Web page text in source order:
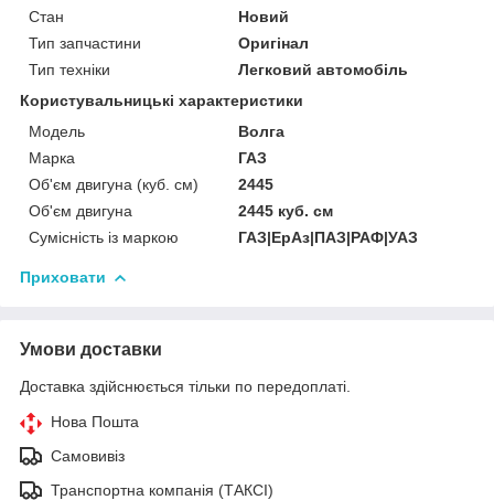
Стан
Новий
Тип запчастини
Оригінал
Тип техніки
Легковий автомобіль
Користувальницькі характеристики
Мoдель
Волга
Марка
ГАЗ
Об'єм двигуна (куб. см)
2445
Об'єм двигуна
2445 куб. cм
Сумісність із маркою
ГАЗ|ЕрАз|ПАЗ|РАФ|УАЗ
Приховати
Умови доставки
Доставка здійснюється тільки по передоплаті.
Нова Пошта
Самовивіз
Транспортна компанія (ТАКСІ)